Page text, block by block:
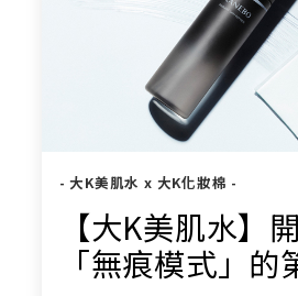
- 大K美肌水 x 大K化妝棉 -
【大K美肌水】
「無痕模式」的